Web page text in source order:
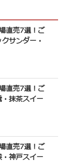
直売7選！ご
サンダー・
直売7選！ご
抹茶スイー
直売7選！ご
神戸スイー